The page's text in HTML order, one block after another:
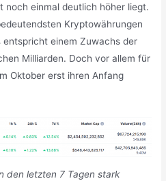
noch einmal deutlich höher liegt.
Kryptowährungen
einem Zuwachs der
Milliarden. Doch vor allem für
Oktober erst ihren Anfang
den letzten 7 Tagen stark